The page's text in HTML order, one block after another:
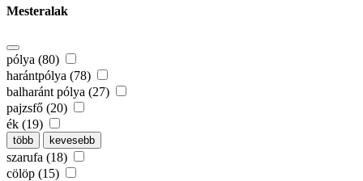
Mesteralak
pólya (80)
harántpólya (78)
balharánt pólya (27)
pajzsfő (20)
ék (19)
több kevesebb
szarufa (18)
cölöp (15)